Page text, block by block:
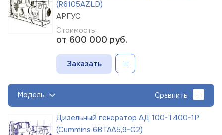
(R6105AZLD)
АРГУС
Стоимость:
от 600 000 руб.
Заказать
Модель Сравнить
Дизельный генератор АД 100-Т400-1Р
(Cummins 6BTAA5,9-G2)